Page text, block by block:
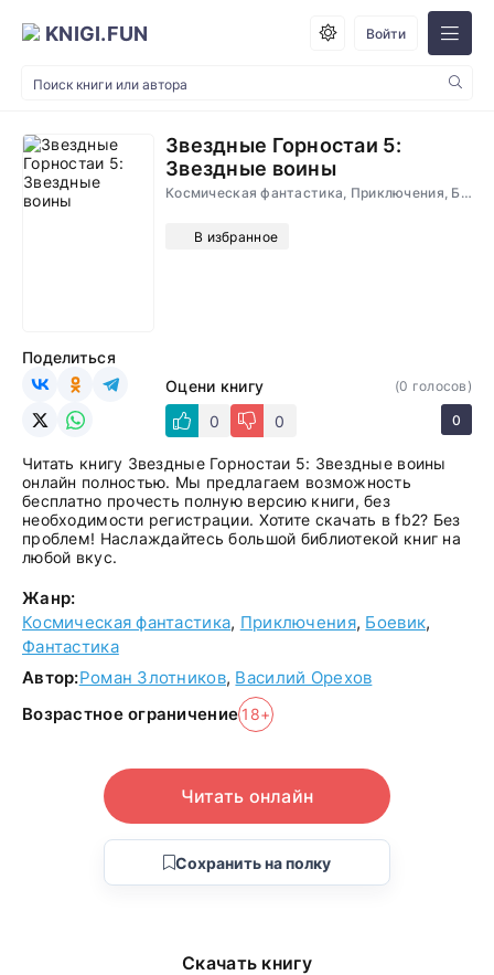
KNIGI.FUN Войти
Звездные Горностаи 5:
Звездные воины
Космическая фантастика, Приключения, Боевик, Фантастика
В избранное
Оцени книгу
0
0
(0 голосов)
0
Поделиться
Читать книгу Звездные Горностаи 5: Звездные воины
онлайн полностью. Мы предлагаем возможность
бесплатно прочесть полную версию книги, без
необходимости регистрации. Хотите скачать в fb2? Без
проблем! Наслаждайтесь большой библиотекой книг на
любой вкус.
Жанр:
Космическая фантастика, Приключения, Боевик,
Фантастика
Автор:Роман Злотников, Василий Орехов
Возрастное ограничение 18+
Читать онлайн
Сохранить на полку
Скачать книгу